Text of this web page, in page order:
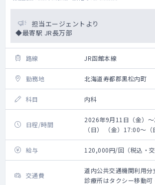
担当エージェントより
◆最寄駅 JR長万部
路線 JR函館本線
勤務地 北海道寿都郡黒松内町
科目 内科
日程/時間
2026年9月11日（金）
（日） （金）17:00～
給与 120,000円/回（税込・交
交通費
道内公共交通機関利用
診療所はタクシー移動可